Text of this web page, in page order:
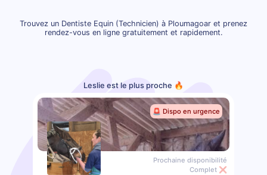
Trouvez un Dentiste Equin (Technicien) à Ploumagoar et prenez
rendez-vous en ligne gratuitement et rapidement.
Leslie est le plus proche 🔥
🚨 Dispo en urgence
Prochaine disponibilité
Complet ❌